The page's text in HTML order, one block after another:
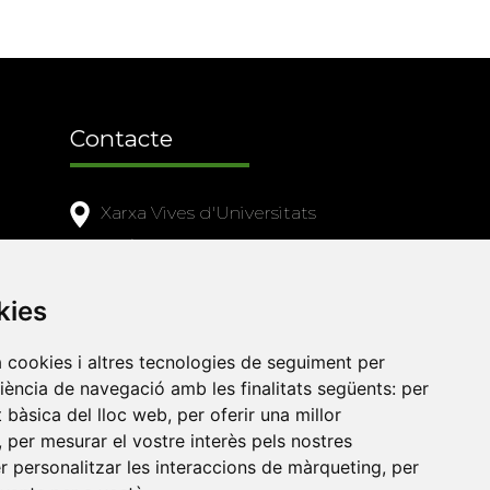
i altres tecnologies de seguiment per
de navegació amb les finalitats següents: per
del lloc web, per oferir una millor
, per mesurar el vostre interès pels nostres
personalitzar les interaccions de màrqueting, per
a
Contacte
Xarxa Vives d'Universitats
12071 Castelló de la Plana
e-buc@vives.org
+34 964 72 89 93
Amb el suport